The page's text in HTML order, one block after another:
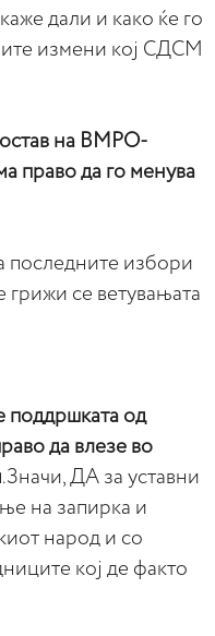
дали и како ќе го
измени кој СДСМ
на ВМРО-
право да го менува
последните избори
грижи се ветувањата
од
да влезе во
.Значи, ДА за уставни
на запирка и
народ и со
кој де факто